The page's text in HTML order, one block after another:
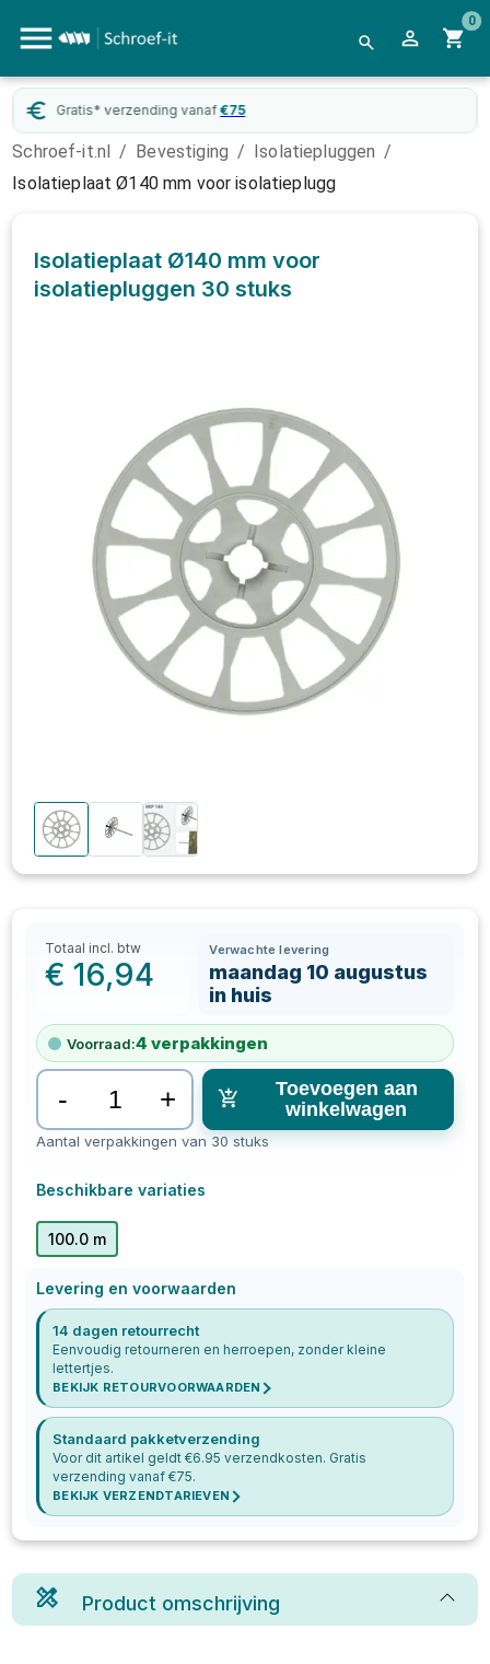
0
Gratis* verzending vanaf €75
Schroef-it.nl / Bevestiging / Isolatiepluggen /
Isolatieplaat Ø140 mm voor isolatieplugg
Isolatieplaat Ø140 mm voor
isolatiepluggen 30 stuks
Totaal incl. btw
€ 16,94
Verwachte levering
maandag 10 augustus
in huis
Voorraad:4 verpakkingen
- +
Toevoegen aan
winkelwagen
Aantal verpakkingen van 30 stuks
Beschikbare variaties
100.0 m
Levering en voorwaarden
14 dagen retourrecht
Eenvoudig retourneren en herroepen, zonder kleine
lettertjes.
BEKIJK RETOURVOORWAARDEN
Standaard pakketverzending
Voor dit artikel geldt €6.95 verzendkosten. Gratis
verzending vanaf €75.
BEKIJK VERZENDTARIEVEN
Product omschrijving